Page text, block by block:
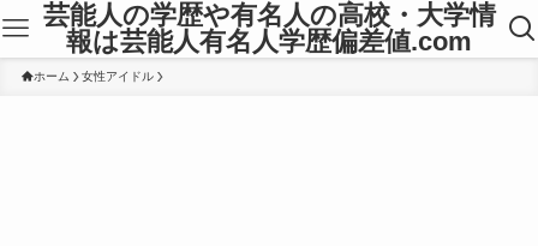
芸能人の学歴や有名人の高校・大学情
報は芸能人有名人学歴偏差値.com
ホーム 女性アイドル